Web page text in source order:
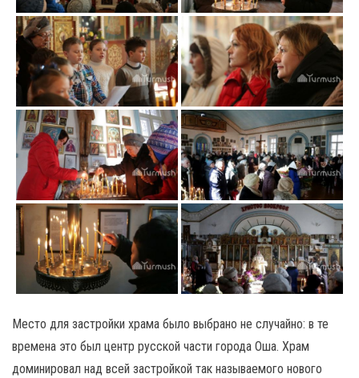
Место для застройки храма было выбрано не случайно: в те
времена это был центр русской части города Оша. Храм
доминировал над всей застройкой так называемого нового